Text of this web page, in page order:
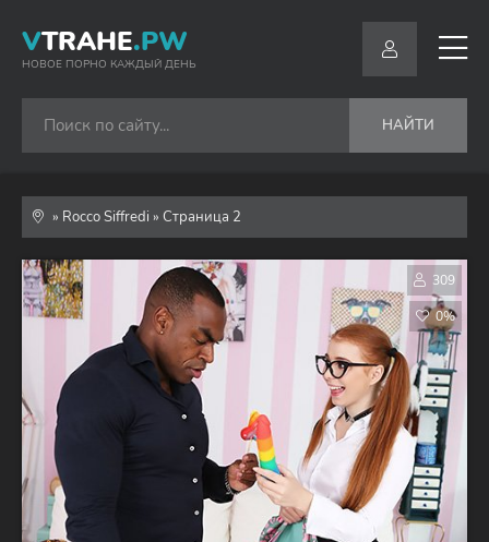
VTRAHE.PW
НОВОЕ ПОРНО КАЖДЫЙ ДЕНЬ
НАЙТИ
» Rocco Siffredi » Страница 2
309
0%